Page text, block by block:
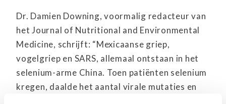
Dr. Damien Downing, voormalig redacteur van
het Journal of Nutritional and Environmental
Medicine, schrijft: “Mexicaanse griep,
vogelgriep en SARS, allemaal ontstaan in het
selenium-arme China. Toen patiënten selenium
kregen, daalde het aantal virale mutaties en